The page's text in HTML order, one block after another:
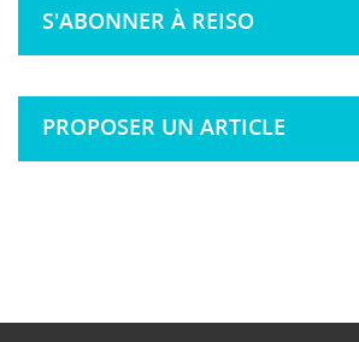
S'ABONNER À REISO
PROPOSER UN ARTICLE